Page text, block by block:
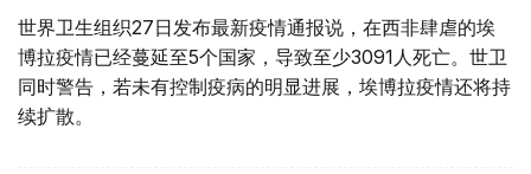
世界卫生组织27日发布最新疫情通报说，在西非肆虐的埃
博拉疫情已经蔓延至5个国家，导致至少3091人死亡。世卫
同时警告，若未有控制疫病的明显进展，埃博拉疫情还将持
续扩散。